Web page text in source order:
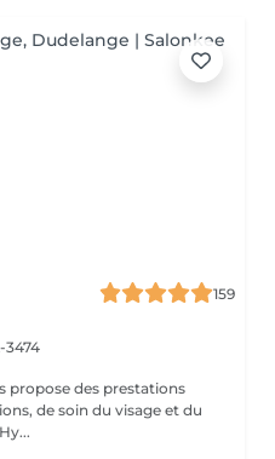
159
3474
propose des prestations
de soin du visage et du